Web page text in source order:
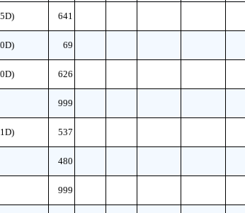
641
69
626
999
537
480
999